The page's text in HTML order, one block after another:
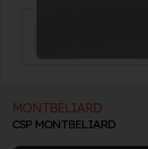
MONTBÉLIARD
CSP MONTBELIARD